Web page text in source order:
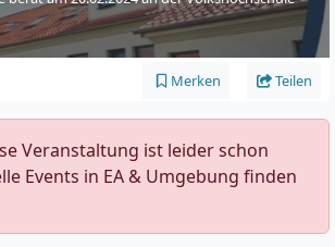
Merken Teilen
Veranstaltung ist leider schon
Events in EA & Umgebung finden